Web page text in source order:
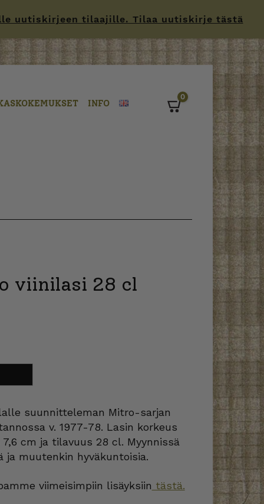
uutiskirjeen tilaajille. Tilaa uutiskirje tästä
INFO
0
viinilasi 28 cl
suunnitteleman Mitro-sarjan
v. 1977-78. Lasin korkeus
7,6 cm ja tilavuus 28 cl. Myynnissä
ja muutenkin hyväkuntoisia.
viimeisimpiin lisäyksiin tästä.